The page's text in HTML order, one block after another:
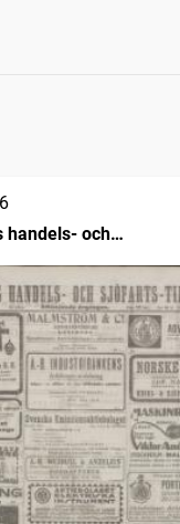
handels- och
(1832)